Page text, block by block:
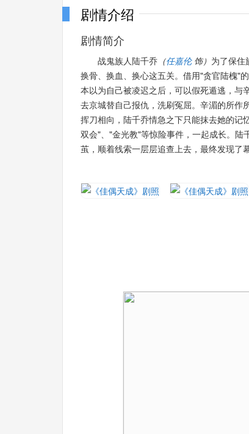
剧情介绍
剧情简介
战鬼族人陆千乔 （任嘉伦 饰） 为了保住
换骨、换血、换心这五关。借用"贪官陆槐"
本以为自己被凌迟之后，可以假死遁逃，与
去京城替自己报仇，洗刷冤屈。辛湄的所作
挥刀相向，陆千乔情急之下只能抹去她的记
双会"、"金光教"等惊险事件，一起成长。
茧，顺着线索一层层追查上去，最终发现了